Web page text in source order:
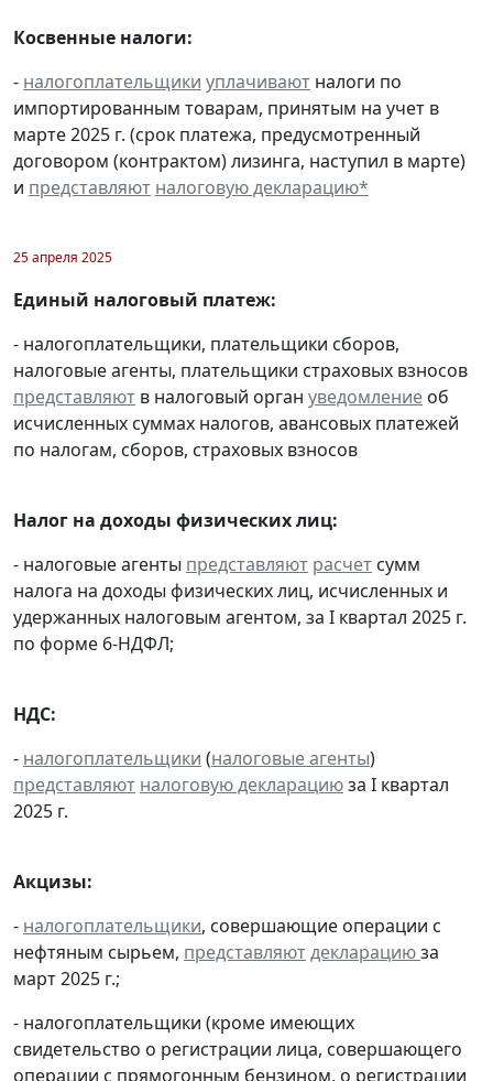
Косвенные налоги:
- налогоплательщики уплачивают налоги по
импортированным товарам, принятым на учет в
марте 2025 г. (срок платежа, предусмотренный
договором (контрактом) лизинга, наступил в марте)
и представляют налоговую декларацию*
25 апреля 2025
Единый налоговый платеж:
- налогоплательщики, плательщики сборов,
налоговые агенты, плательщики страховых взносов
представляют в налоговый орган уведомление об
исчисленных суммах налогов, авансовых платежей
по налогам, сборов, страховых взносов
Налог на доходы физических лиц:
- налоговые агенты представляют расчет сумм
налога на доходы физических лиц, исчисленных и
удержанных налоговым агентом, за I квартал 2025 г.
по форме 6-НДФЛ;
НДС:
- налогоплательщики (налоговые агенты)
представляют налоговую декларациюза I квартал
2025 г.
Акцизы:
- налогоплательщики, совершающие операции с
нефтяным сырьем, представляютдекларациюза
март 2025 г.;
- налогоплательщики (кроме имеющих
свидетельство о регистрации лица, совершающего
операции с прямогонным бензином, о регистрации